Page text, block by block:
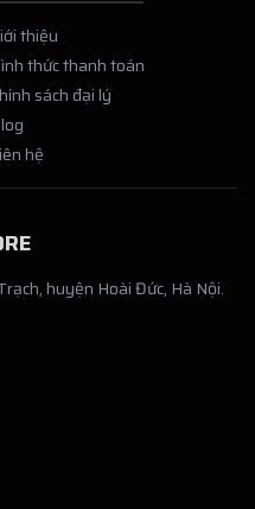
thiệu
thức thanh toán
sách đại lý
hệ
huyện Hoài Đức, Hà Nội.